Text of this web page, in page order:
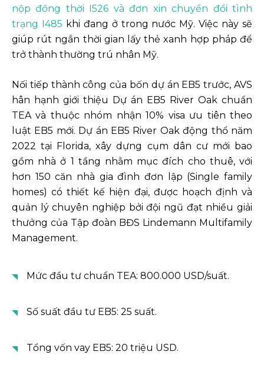
nộp đồng thời I526 và đơn xin chuyển đổi tình
trạng I485 khi đang ở trong nước Mỹ. Việc này sẽ
giúp rút ngắn thời gian lấy thẻ xanh hợp pháp để
trở thành thường trú nhân Mỹ.
Nối tiếp thành công của bốn dự án EB5 trước, AVS
hân hạnh giới thiệu Dự án EB5 River Oak chuẩn
TEA và thuộc nhóm nhận 10% visa ưu tiên theo
luật EB5 mới. Dự án EB5 River Oak động thổ năm
2022 tại Florida, xây dựng cụm dân cư mới bao
gồm nhà ở 1 tầng nhằm mục đích cho thuê, với
hơn 150 căn nhà gia đình đơn lập (Single family
homes) có thiết kế hiện đại, được hoạch định và
quản lý chuyên nghiệp bởi đội ngũ đạt nhiều giải
thưởng của Tập đoàn BĐS Lindemann Multifamily
Management.
Mức đầu tư chuẩn TEA: 800.000 USD/suất.
Số suất đầu tư EB5: 25 suất.
Tổng vốn vay EB5: 20 triệu USD.